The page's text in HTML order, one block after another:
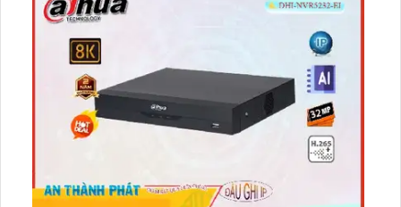
kiện ánh sáng yếu ở khoảng cách lên đến 30m. Chip
hình ảnh chuyên dụng và khả năng xoay 360 độ cho
phép lắp đặt camera ở những không gian rộng.
Thêm vào đó, công nghệ IP Wifi giúp truyền tải dữ
liệu một cách ổn định và không thay đổi chất lượng
hình ảnh. Camera này cũng dễ dàng nâng cấp trong
hệ thống camera hiện có và tích hợp khả năng báo
động tại chỗ. Với hiệu quả mọi lúc, thiết bị này đáng
để cân nhắc cho việc bảo vệ an ninh.